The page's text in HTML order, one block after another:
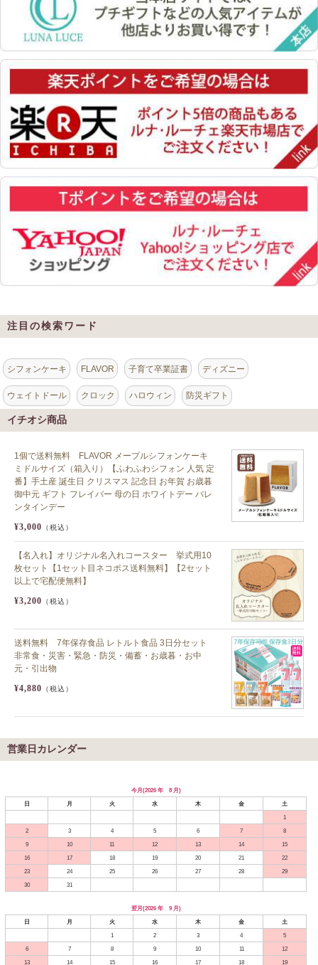
注目の検索ワード
シフォンケーキ FLAVOR 子育て卒業証書 ディズニー
ウェイトドール クロック ハロウィン 防災ギフト
イチオシ商品
1個で送料無料 FLAVOR メープルシフォンケーキ
ミドルサイズ（箱入り）【ふわふわシフォン 人気 定
番】手土産 誕生日 クリスマス 記念日 お年賀 お歳暮
御中元 ギフト フレイバー 母の日 ホワイトデー バレ
ンタインデー
¥3,000 （税込）
【名入れ】オリジナル名入れコースター 挙式用10
枚セット【1セット目ネコポス送料無料】【2セット
以上で宅配便無料】
¥3,200 （税込）
送料無料 7年保存食品 レトルト食品 3日分セット
非常食・災害・緊急・防災・備蓄・お歳暮・お中
元・引出物
¥4,880 （税込）
営業日カレンダー
今月(2026 年 8 月)
日
月 火 水 木 金
土
1
2
3 4 5 6 7
8
9
10 11 12 13 14
15
16
17 18 19 20 21
22
23
24 25 26 27 28
29
30
31
翌月(2026 年 9 月)
日
月 火 水 木 金
土
1
2 3 4
5
6
7 8 9 10 11
12
13
14 15 16 17 18
19